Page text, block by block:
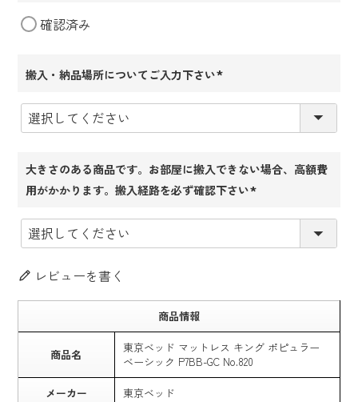
確認済み
搬入・納品場所についてご入力下さい
大きさのある商品です。お部屋に搬入できない場合、高額費
用がかかります。搬入経路を必ず確認下さい
レビューを書く
商品情報
商品名
東京ベッド マットレス キング ポピュラー
ベーシック P7BB-GC No.820
メーカー 東京ベッド